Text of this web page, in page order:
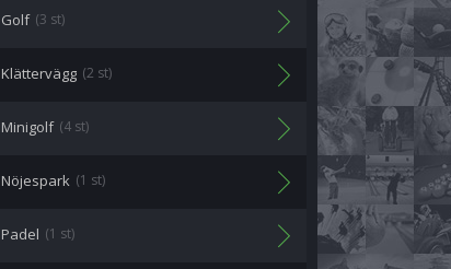
Golf (3 st)
Klättervägg (2 st)
Minigolf (4 st)
Nöjespark (1 st)
Padel (1 st)